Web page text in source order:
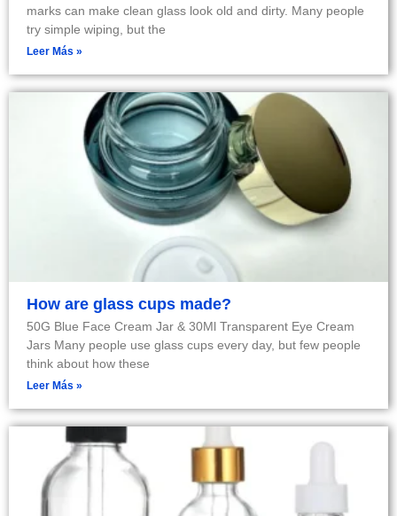
marks can make clean glass look old and dirty. Many people
try simple wiping, but the
Leer Más »
How are glass cups made?
50G Blue Face Cream Jar & 30Ml Transparent Eye Cream
Jars Many people use glass cups every day, but few people
think about how these
Leer Más »